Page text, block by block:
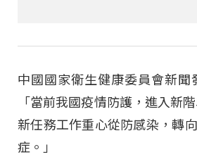
中國國家衛生健康委員會新聞
「當前我國疫情防護，進入新
新任務工作重心從防感染，轉
症。」